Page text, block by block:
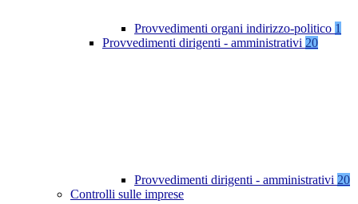
Provvedimenti organi indirizzo-politico 1
Provvedimenti dirigenti - amministrativi 20
Provvedimenti dirigenti - amministrativi 20
Controlli sulle imprese